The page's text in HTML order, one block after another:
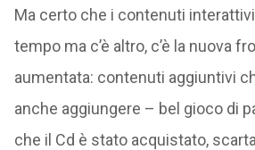
Ma certo che i contenuti
tempo ma c’è altro, c’è la nuova
aumentata: contenuti aggiuntivi
anche aggiungere – bel gioco di
che il Cd è stato acquistato,